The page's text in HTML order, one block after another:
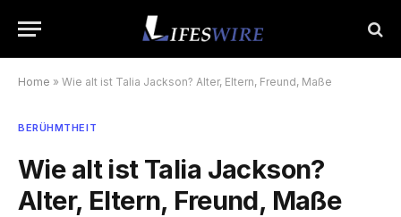
Home » Wie alt ist Talia Jackson? Alter, Eltern, Freund, Maße
BERÜHMTHEIT
Wie alt ist Talia Jackson?
Alter, Eltern, Freund, Maße